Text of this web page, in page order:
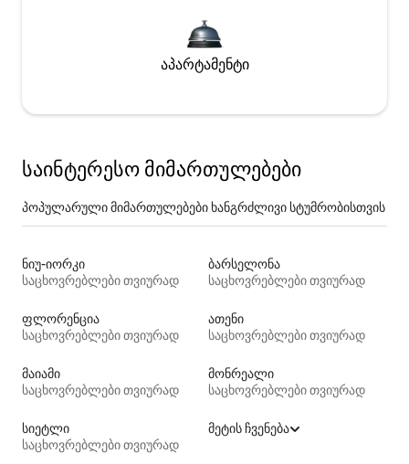
აპარტამენტი
საინტერესო მიმართულებები
პოპულარული მიმართულებები ხანგრძლივი სტუმრობისთვის
ნიუ-იორკი
საცხოვრებლები თვიურად
ბარსელონა
საცხოვრებლები თვიურად
ფლორენცია
საცხოვრებლები თვიურად
ათენი
საცხოვრებლები თვიურად
მაიამი
საცხოვრებლები თვიურად
მონრეალი
საცხოვრებლები თვიურად
სიეტლი
საცხოვრებლები თვიურად
მეტის ჩვენება